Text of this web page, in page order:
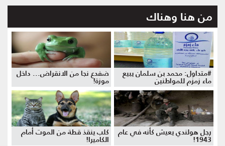
من هنا وهناك
#متداول: محمد بن سلمان يبيع
ماء زمزم للمواطنين
ضفدع نجا من الانقراض... داخل
موزة!
رجل هولندي يعيش كأنه في عام
1943!
كلب ينقذ قطة من الموت أمام
الكاميرا!